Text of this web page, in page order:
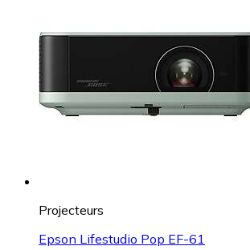
Projecteurs
Epson Lifestudio Pop EF-61